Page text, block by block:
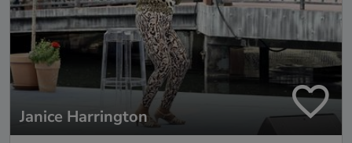
Janice Harrington